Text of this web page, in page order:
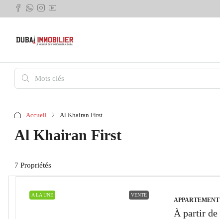
Accueil Al Khairan First
Al Khairan First
7 Propriétés
A LA UNE VENTE
APPARTEMENT
À partir de